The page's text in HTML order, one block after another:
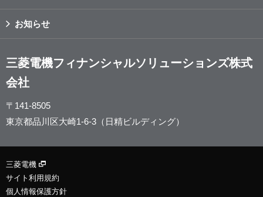
お知らせ
三菱電機フィナンシャルソリューションズ株式
会社
〒141-8505
東京都品川区大崎1-6-3（日精ビルディング）
三菱電機
サイト利用規約
個人情報保護方針